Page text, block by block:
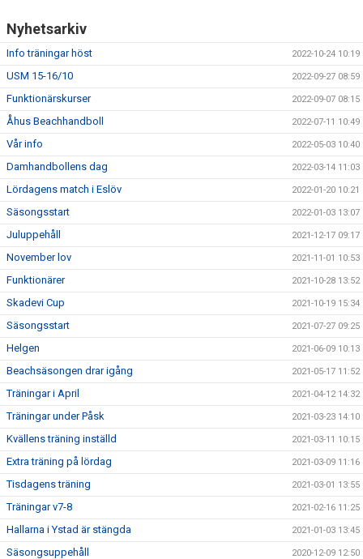
Nyhetsarkiv
Info träningar höst 2022-10-24 10:19
USM 15-16/10 2022-09-27 08:59
Funktionärskurser 2022-09-07 08:15
Åhus Beachhandboll 2022-07-11 10:49
Vår info 2022-05-03 10:40
Damhandbollens dag 2022-03-14 11:03
Lördagens match i Eslöv 2022-01-20 10:21
Säsongsstart 2022-01-03 13:07
Juluppehåll 2021-12-17 09:17
November lov 2021-11-01 10:53
Funktionärer 2021-10-28 13:52
Skadevi Cup 2021-10-19 15:34
Säsongsstart 2021-07-27 09:25
Helgen 2021-06-09 10:13
Beachsäsongen drar igång 2021-05-17 11:52
Träningar i April 2021-04-12 14:32
Träningar under Påsk 2021-03-23 14:10
Kvällens träning inställd 2021-03-11 10:15
Extra träning på lördag 2021-03-09 11:16
Tisdagens träning 2021-03-01 13:55
Träningar v7-8 2021-02-16 11:25
Hallarna i Ystad är stängda 2021-01-03 13:45
Säsongsuppehåll 2020-12-09 12:50